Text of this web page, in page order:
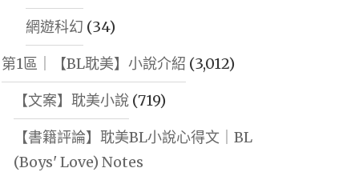
網遊科幻 (34)
第1區｜【BL耽美】小說介紹 (3,012)
【文案】耽美小說(719)
【書籍評論】耽美BL小說心得文｜BL
(Boys' Love) Notes